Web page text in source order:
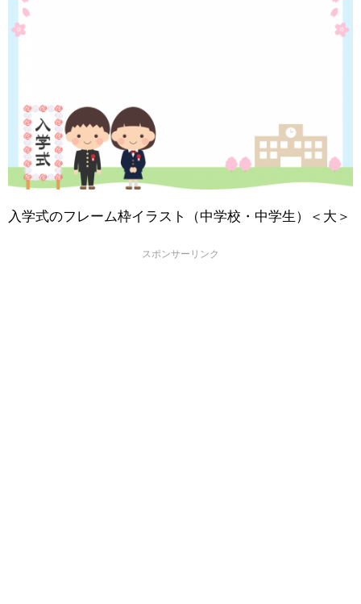
入学式のフレーム枠イラスト（中学校・中学生）＜大＞
スポンサーリンク